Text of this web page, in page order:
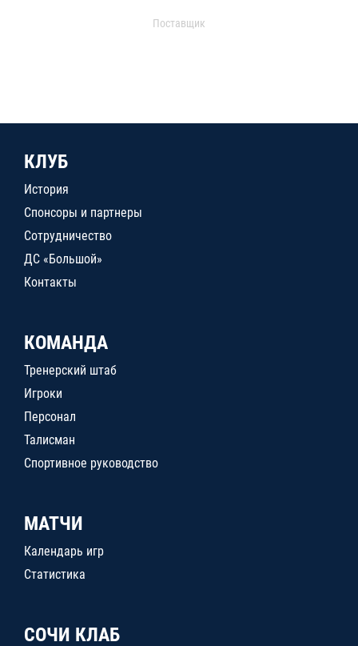
Поставщик
КЛУБ
История
Спонсоры и партнеры
Сотрудничество
ДС «Большой»
Контакты
КОМАНДА
Тренерский штаб
Игроки
Персонал
Талисман
Спортивное руководство
МАТЧИ
Календарь игр
Статистика
СОЧИ КЛАБ